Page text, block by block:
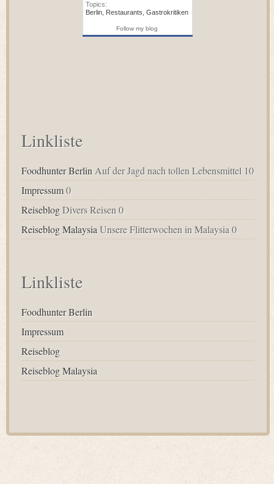
Topics:
Berlin Restaurants ,Gastrokritiken
Follow my blog
Linkliste
Foodhunter Berlin Auf der Jagd nach tollen Lebensmittel 10
Impressum0
ReiseblogDivers Reisen 0
Reiseblog MalaysiaUnsere Flitterwochen in Malaysia 0
Linkliste
Foodhunter Berlin
Impressum
Reiseblog
Reiseblog Malaysia